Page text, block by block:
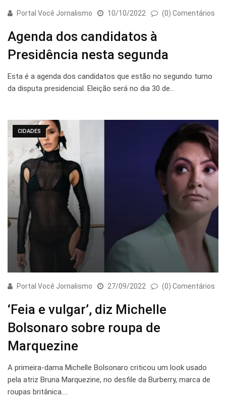
Portal Você Jornalismo 10/10/2022 (0) Comentários
Agenda dos candidatos à
Presidência nesta segunda
Esta é a agenda dos candidatos que estão no segundo turno
da disputa presidencial. Eleição será no dia 30 de…
CIDADES
Portal Você Jornalismo 27/09/2022 (0) Comentários
‘Feia e vulgar’, diz Michelle
Bolsonaro sobre roupa de
Marquezine
A primeira-dama Michelle Bolsonaro criticou um look usado
pela atriz Bruna Marquezine, no desfile da Burberry, marca de
roupas britânica.…